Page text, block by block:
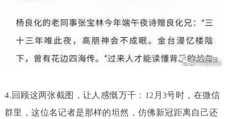
4. 回顾这两张截图，让人感慨万千： 12 月 3号时，在微信
群里，这位名记者是那样的坦然，仿佛新冠距离自己还